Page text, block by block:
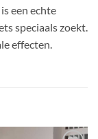
een echte
speciaals zoekt.
effecten.